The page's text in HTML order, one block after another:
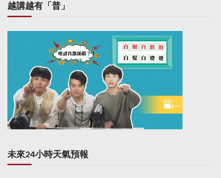
越講越有「普」
未來24小時天氣預報